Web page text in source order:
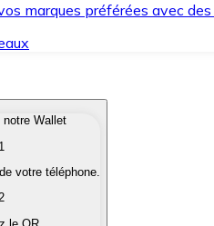
marques préférées avec
intéressent rapidement et
en monnaie fiduciaire lorsque
notre Wallet
1
votre téléphone.